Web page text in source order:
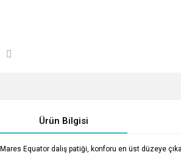
Ürün Bilgisi
Mares Equator dalış patiği, konforu en üst düzeye